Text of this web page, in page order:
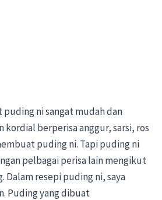
ni sangat mudah dan
kordial berperisa anggur, sarsi, ros
puding ni. Tapi puding ni
pelbagai perisa lain mengikut
Dalam resepi puding ni, saya
Puding yang dibuat